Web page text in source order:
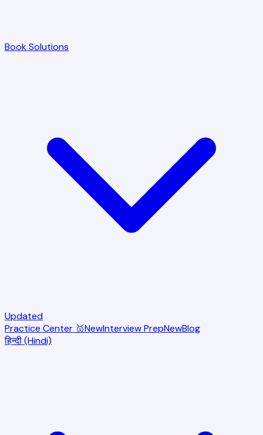
Book Solutions
Updated
Practice Center 🥇NewInterview PrepNewBlog
हिन्दी (Hindi)